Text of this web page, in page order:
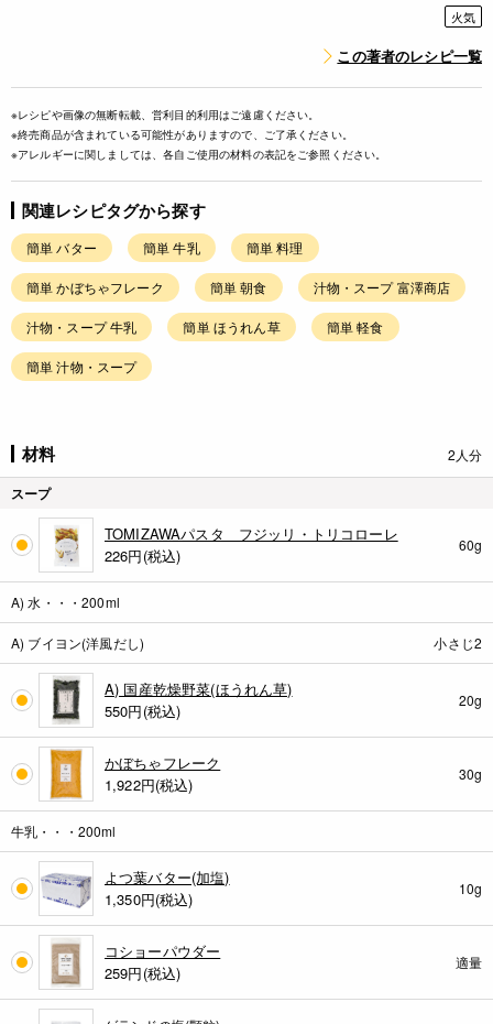
火気
この著者のレシピ一覧
※レシピや画像の無断転載、営利目的利用はご遠慮ください。
※終売商品が含まれている可能性がありますので、ご了承ください。
※アレルギーに関しましては、各自ご使用の材料の表記をご参照ください。
関連レシピタグから探す
簡単 バター 簡単 牛乳 簡単 料理
簡単 かぼちゃフレーク 簡単 朝食 汁物・スープ 富澤商店
汁物・スープ 牛乳 簡単 ほうれん草 簡単 軽食
簡単 汁物・スープ
材料 2人分
スープ
TOMIZAWAパスタ フジッリ・トリコローレ
226円(税込)
60g
A) 水・・・200ml
A) ブイヨン(洋風だし) 小さじ2
A) 国産乾燥野菜(ほうれん草)
550円(税込)
20g
かぼちゃフレーク
1,922円(税込)
30g
牛乳・・・200ml
よつ葉バター(加塩)
1,350円(税込)
10g
コショーパウダー
259円(税込)
適量